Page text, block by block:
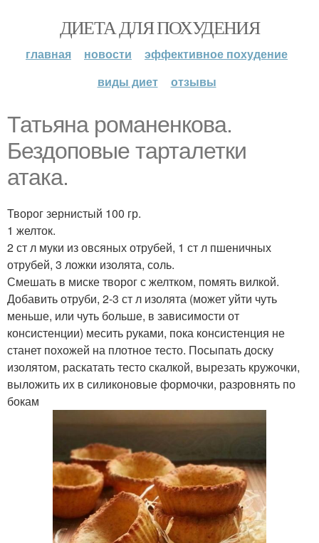
ДИЕТА ДЛЯ ПОХУДЕНИЯ
главная новости
эффективное похудение
виды диет
отзывы
Татьяна романенкова.
Бездоповые тарталетки
атака.
Творог зернистый 100 гр.
1 желток.
2 ст л муки из овсяных отрубей, 1 ст л пшеничных
отрубей, 3 ложки изолята, соль.
Смешать в миске творог с желтком, помять вилкой.
Добавить отруби, 2-3 ст л изолята (может уйти чуть
меньше, или чуть больше, в зависимости от
консистенции) месить руками, пока консистенция не
станет похожей на плотное тесто. Посыпать доску
изолятом, раскатать тесто скалкой, вырезать кружочки,
выложить их в силиконовые формочки, разровнять по
бокам